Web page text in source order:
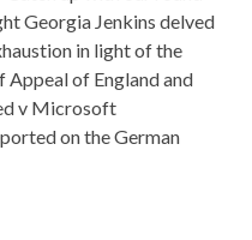
Georgia Jenkins delved
in light of the
of England and
v Microsoft
on the German